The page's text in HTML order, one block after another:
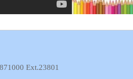
Ext.23801